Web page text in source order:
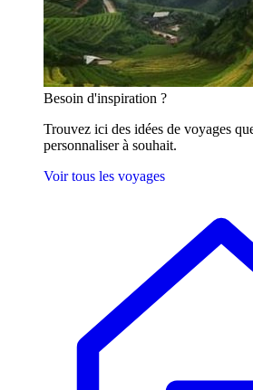
Besoin d'inspiration ?
Trouvez ici des idées de voyages
personnaliser à souhait.
Voir tous les voyages